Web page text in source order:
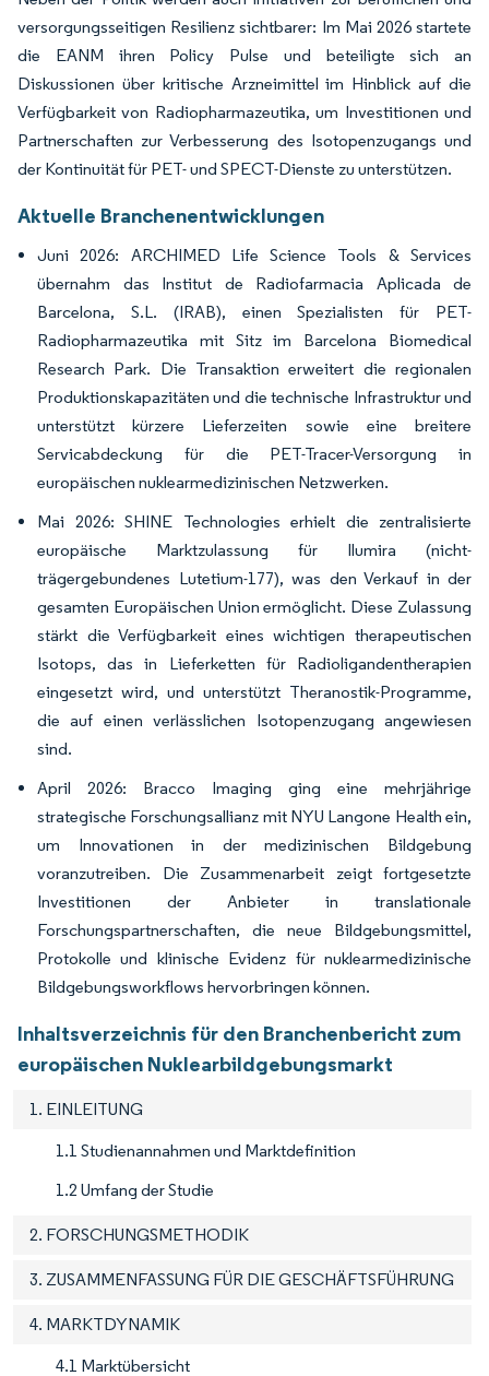
versorgungsseitigen Resilienz sichtbarer: Im Mai 2026 startete
die EANM ihren Policy Pulse und beteiligte sich an
Diskussionen über kritische Arzneimittel im Hinblick auf die
Verfügbarkeit von Radiopharmazeutika, um Investitionen und
Partnerschaften zur Verbesserung des Isotopenzugangs und
der Kontinuität für PET- und SPECT-Dienste zu unterstützen.
Aktuelle Branchenentwicklungen
Juni 2026: ARCHIMED Life Science Tools & Services
übernahm das Institut de Radiofarmacia Aplicada de
Barcelona, S.L. (IRAB), einen Spezialisten für PET-
Radiopharmazeutika mit Sitz im Barcelona Biomedical
Research Park. Die Transaktion erweitert die regionalen
Produktionskapazitäten und die technische Infrastruktur und
unterstützt kürzere Lieferzeiten sowie eine breitere
Servicabdeckung für die PET-Tracer-Versorgung in
europäischen nuklearmedizinischen Netzwerken.
Mai 2026: SHINE Technologies erhielt die zentralisierte
europäische Marktzulassung für Ilumira (nicht-
trägergebundenes Lutetium-177), was den Verkauf in der
gesamten Europäischen Union ermöglicht. Diese Zulassung
stärkt die Verfügbarkeit eines wichtigen therapeutischen
Isotops, das in Lieferketten für Radioligandentherapien
eingesetzt wird, und unterstützt Theranostik-Programme,
die auf einen verlässlichen Isotopenzugang angewiesen
sind.
April 2026: Bracco Imaging ging eine mehrjährige
strategische Forschungsallianz mit NYU Langone Health ein,
um Innovationen in der medizinischen Bildgebung
voranzutreiben. Die Zusammenarbeit zeigt fortgesetzte
Investitionen der Anbieter in translationale
Forschungspartnerschaften, die neue Bildgebungsmittel,
Protokolle und klinische Evidenz für nuklearmedizinische
Bildgebungsworkflows hervorbringen können.
Inhaltsverzeichnis für den Branchenbericht zum
europäischen Nuklearbildgebungsmarkt
1. EINLEITUNG
1.1 Studienannahmen und Marktdefinition
1.2 Umfang der Studie
2. FORSCHUNGSMETHODIK
3. ZUSAMMENFASSUNG FÜR DIE GESCHÄFTSFÜHRUNG
4. MARKTDYNAMIK
4.1 Marktübersicht